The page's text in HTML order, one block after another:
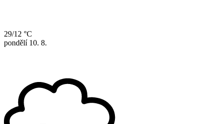
29/12 °C
pondělí 10. 8.